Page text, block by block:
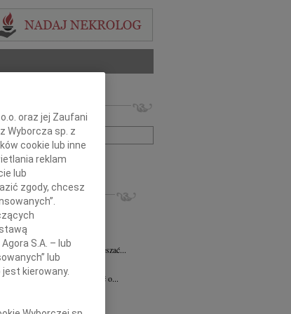
numer ogłoszenia:
zaawansowane
05.08.2026
Profesora Marka...
mogła uzdrawiać a łzy wskrzeszać...
przyjęliśmy wiadomość o...
i niedowierzaniem...
oraz jej Zaufani
Wyborcza sp. z
cookie lub inne
reklam
lub
zgody, chcesz
S.A. – lub
lub
kierowany.